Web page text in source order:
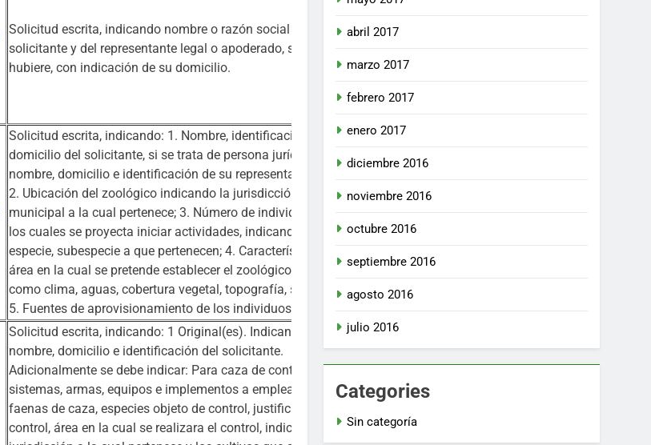
Solicitud escrita, indicando nombre o razón social del
solicitante y del representante legal o apoderado, si los
hubiere, con indicación de su domicilio.
Solicitud escrita, indicando: 1. Nombre, identificación y
domicilio del solicitante, si se trata de persona jurídica el
nombre, domicilio e identificación de su representante legal;
2. Ubicación del zoológico indicando la jurisdicción
municipal a la cual pertenece; 3. Número de individuos con
los cuales se proyecta iniciar actividades, indicando la
especie, subespecie a que pertenecen; 4. Características del
área en la cual se pretende establecer el zoológico, tales
como clima, aguas, cobertura vegetal, topografía, suelos; y
5. Fuentes de aprovisionamiento de los individuos.
70 Días Hábiles
Solicitud escrita, indicando: 1 Original(es). Indicando
nombre, domicilio e identificación del solicitante.
Adicionalmente se debe indicar: Para caza de control:
sistemas, armas, equipos e implementos a emplear en las
faenas de caza, especies objeto de control, justificación del
control, área en la cual se realizara el control, indicando la
abril 2017
marzo 2017
febrero 2017
enero 2017
diciembre 2016
noviembre 2016
octubre 2016
septiembre 2016
agosto 2016
julio 2016
Categories
Sin categoría